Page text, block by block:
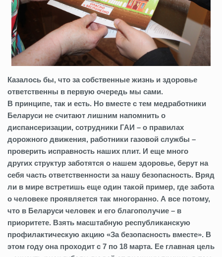
Казалось бы, что за собственные жизнь и здоровье
ответственны в первую очередь мы сами.
В принципе, так и есть. Но вместе с тем медработники
Беларуси не считают лишним напомнить о
диспансеризации, сотрудники ГАИ – о правилах
дорожного движения, работники газовой службы –
проверить исправность наших плит. И еще много
других структур заботятся о нашем здоровье, берут на
себя часть ответственности за нашу безопасность. Вряд
ли в мире встретишь еще один такой пример, где забота
о человеке проявляется так многоранно. А все потому,
что в Беларуси человек и его благополучие – в
приоритете. Взять масштабную республиканскую
профилактическую акцию «За безопасность вместе». В
этом году она проходит с 7 по 18 марта. Ее главная цель